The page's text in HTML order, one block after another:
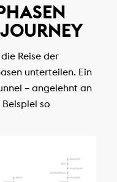
Reise der
unterteilen. Ein
– angelehnt an
so